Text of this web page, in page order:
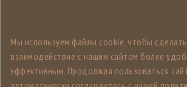
Мы используем файлы cookie, чтобы
взаимодействие с нашим сайтом более
эффективным. Продолжая пользоваться